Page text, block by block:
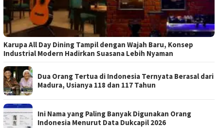
Karupa All Day Dining Tampil dengan Wajah Baru, Konsep
Industrial Modern Hadirkan Suasana Lebih Nyaman
Dua Orang Tertua di Indonesia Ternyata Berasal dari
Madura, Usianya 118 dan 117 Tahun
Ini Nama yang Paling Banyak Digunakan Orang
Indonesia Menurut Data Dukcapil 2026